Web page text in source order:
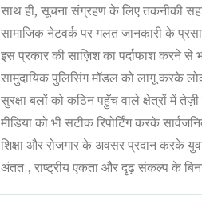
साथ ही, सूचना संग्रहण के लिए तकनीकी
सामाजिक नेटवर्क पर गलत जानकारी के
इस प्रकार की साज़िश का पर्दाफाश करने से
सामुदायिक पुलिसिंग मॉडल को लागू करके
सुरक्षा बलों को कठिन पहुँच वाले क्षेत्रों में
मीडिया को भी सटीक रिपोर्टिंग करके
शिक्षा और रोजगार के अवसर प्रदान करके
अंततः, राष्ट्रीय एकता और दृढ़ संकल्प के